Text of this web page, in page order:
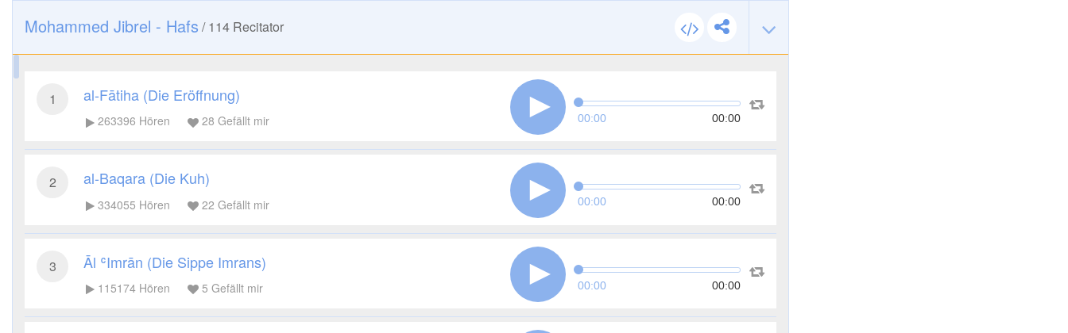
Mohammed Jibrel - Hafs /114 Recitator
1 al-Fātiha (Die Eröffnung)
263396 Hören 28 Gefällt mir 00:00 00:00
2 al-Baqara (Die Kuh)
334055 Hören 22 Gefällt mir 00:00 00:00
3 Āl ʿImrān (Die Sippe Imrans)
115174 Hören 5 Gefällt mir 00:00 00:00